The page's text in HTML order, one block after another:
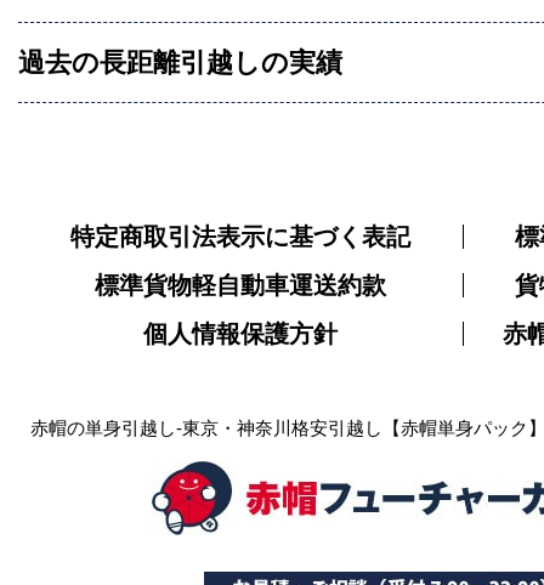
過去の長距離引越しの実績
特定商取引法表示に基づく表記
標
標準貨物軽自動車運送約款
貨
個人情報保護方針
赤
赤帽の単身引越し-東京・神奈川格安引越し【赤帽単身パック